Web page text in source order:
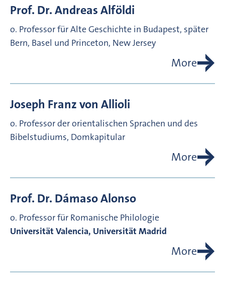
Prof. Dr.AndreasAlföldi
o. Professor für Alte Geschichte in Budapest, später
Bern, Basel und Princeton, New Jersey
More
Joseph Franz von Allioli
o. Professor der orientalischen Sprachen und des
Bibelstudiums, Domkapitular
More
Prof. Dr. DámasoAlonso
o. Professor für Romanische Philologie
Universität Valencia, Universität Madrid
More